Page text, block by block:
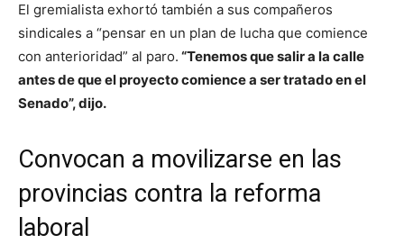
El gremialista exhortó también a sus compañeros
sindicales a “pensar en un plan de lucha que comience
con anterioridad” al paro. “Tenemos que salir a la calle
antes de que el proyecto comience a ser tratado en el
Senado”, dijo.
Convocan a movilizarse en las
provincias contra la reforma
laboral